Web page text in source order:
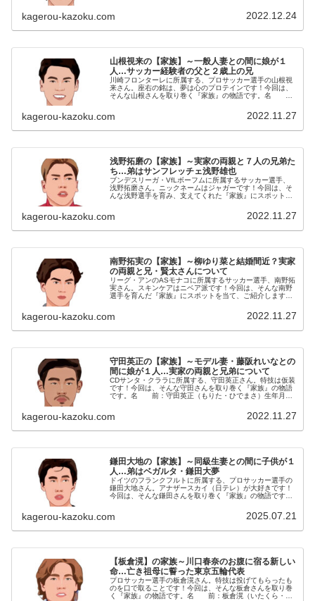
kagerou-kazoku.com 2022.12.24
山根視来の【家族】～一般人妻との間に娘が１
人…サッカー経験者の父と２歳上の兄
川崎フロンターレに所属する、プロサッカー選手の山根視
来さん。座右の銘は、夢は心のプロテインです！今回は、
そんな山根さんを取り巻く『家族』の物語です。名
kagerou-kazoku.com 2022.11.27
浅野拓磨の【家族】～実家の両親と７人の兄弟た
ち…弟はサンフレッチェ浅野雄也
ブンデスリーガ・VfLボーフムに所属するサッカー選手、
浅野拓磨さん。ニックネームはジャガーです！今回は、そ
んな浅野選手を育み、支えてくれた『家族』にスポットを
kagerou-kazoku.com 2022.11.27
南野拓実の【家族】～柳ゆり菜と結婚間近？実家
の両親と兄・賢太さんについて
リーグ・アンのASモナコに所属するサッカー選手、南野拓
実さん。スキンケアはニベア派です！今回は、そんな南野
選手を育んだ『家族』にスポットを当て、ご紹介します。
kagerou-kazoku.com 2022.11.27
守田英正の【家族】～モデル妻・藤阪れいなとの
間に娘が１人…実家の両親と兄弟について
CDサンタ・クララに所属する、守田英正さん。特技は仮装
です！今回は、そんな守田さんを取り巻く『家族』の物語
です。名 前：守田英正（もりた・ひでまさ）生年月
kagerou-kazoku.com 2022.11.27
鎌田大地の【家族】～同級生妻との間に子供が１
人…弟はベガルタ・鎌田大夢
ドイツのフランクフルトに所属する、プロサッカー選手の
鎌田大地さん。アナザースカイ（日テレ）が大好きです！
今回は、そんな鎌田さんを取り巻く『家族』の物語です。
kagerou-kazoku.com 2025.07.21
【板倉滉】の家族～川口春奈のお腹に宿る新しい
命…亡き祖母に誓った東京五輪代表
プロサッカー選手の板倉滉さん。特技は投げてもらったも
のを口で取ることです！今回は、そんな板倉さんを取り巻
く『家族』の物語です。名 前：板倉滉（いたくら・こ